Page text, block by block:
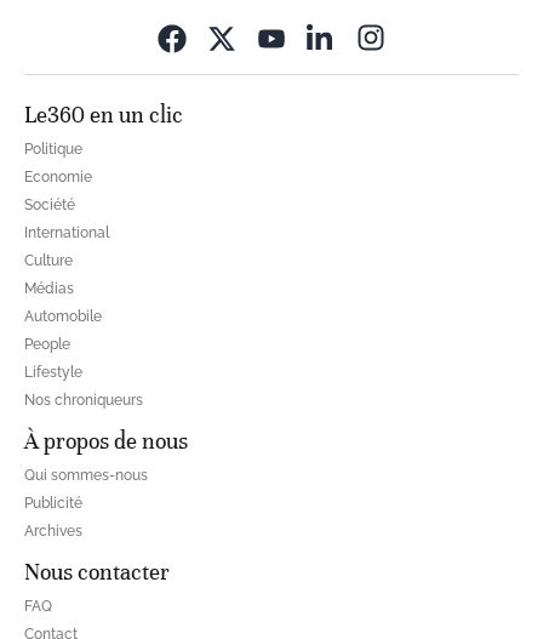
Le360 en un clic
Politique
Economie
Société
International
Culture
Médias
Automobile
People
Lifestyle
Nos chroniqueurs
À propos de nous
Qui sommes-nous
Publicité
Archives
Nous contacter
FAQ
Contact